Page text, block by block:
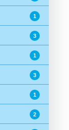
1
3
1
3
1
2